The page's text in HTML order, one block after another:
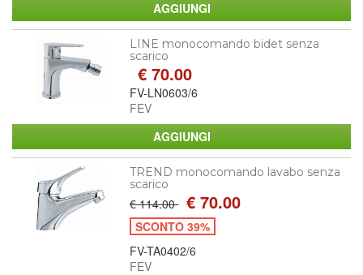
LINE monocomando bidet senza
scarico
€ 70.00
FV-LN0603/6
FEV
TREND monocomando lavabo senza
scarico
€ 114.00 € 70.00
SCONTO 39%
FV-TA0402/6
FEV